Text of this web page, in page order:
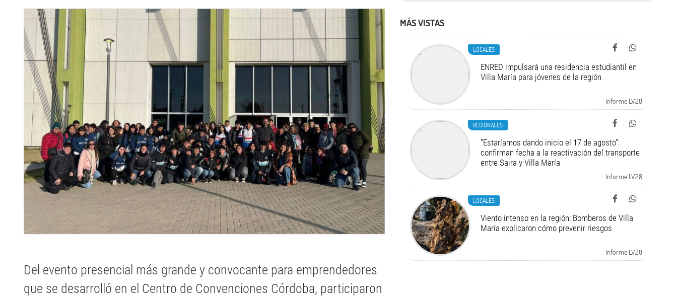
Del evento presencial más grande y convocante para emprendedores
que se desarrolló en el Centro de Convenciones Córdoba, participaron
MÁS VISTAS
LOCALES
ENRED impulsará una residencia estudiantil en
Villa María para jóvenes de la región
Informe LV28
REGIONALES
“Estaríamos dando inicio el 17 de agosto”:
confirman fecha a la reactivación del transporte
entre Saira y Villa María
Informe LV28
LOCALES
Viento intenso en la región: Bomberos de Villa
María explicaron cómo prevenir riesgos
Informe LV28